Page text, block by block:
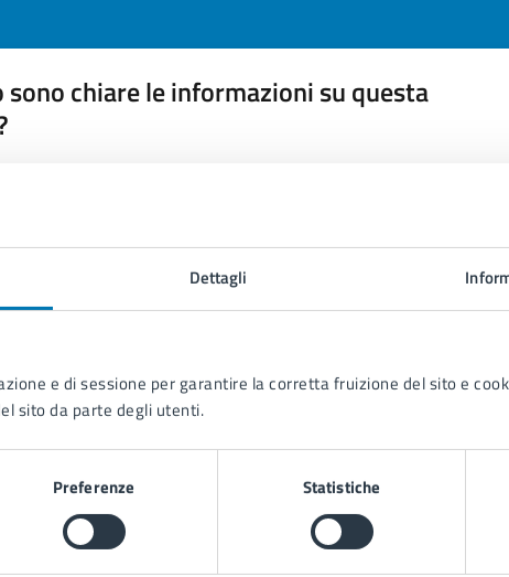
Dettagli
e di sessione per garantire la corretta fruizione del sito e
sito da parte degli utenti.
Preferenze Statistiche
sono chiare le informazioni su questa
il comune
le domande frequenti
assistenza
appuntamento